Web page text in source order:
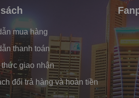
mua hàng
thanh toán
giao nhận
đổi trả hàng và hoàn tiền